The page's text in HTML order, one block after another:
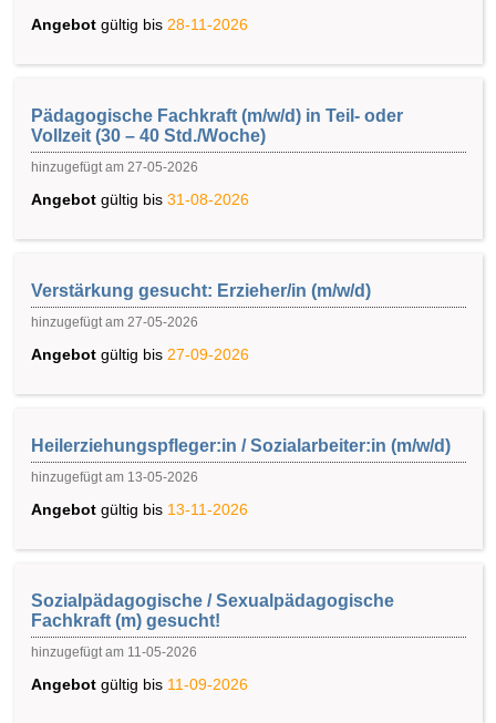
Angebot gültig bis 28-11-2026
Pädagogische Fachkraft (m/w/d) in Teil- oder
Vollzeit (30 – 40 Std./Woche)
hinzugefügt am 27-05-2026
Angebot gültig bis 31-08-2026
Verstärkung gesucht: Erzieher/in (m/w/d)
hinzugefügt am 27-05-2026
Angebot gültig bis 27-09-2026
Heilerziehungspfleger:in / Sozialarbeiter:in (m/w/d)
hinzugefügt am 13-05-2026
Angebot gültig bis 13-11-2026
Sozialpädagogische / Sexualpädagogische
Fachkraft (m) gesucht!
hinzugefügt am 11-05-2026
Angebot gültig bis 11-09-2026